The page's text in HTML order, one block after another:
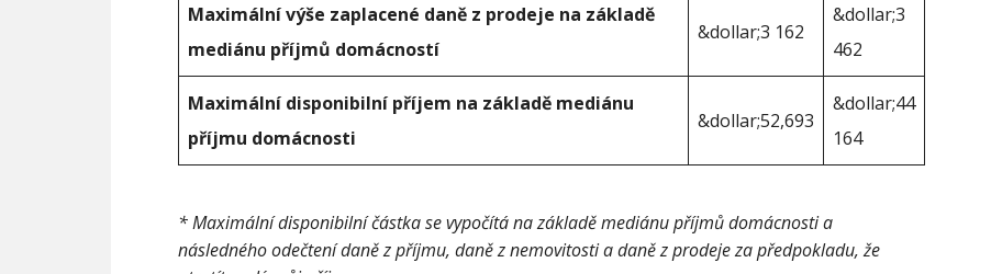
Maximální výše zaplacené daně z prodeje na základě
mediánu příjmů domácností
&dollar;3 162
&dollar;3
462
Maximální disponibilní příjem na základě mediánu
příjmu domácnosti
&dollar;52,693
&dollar;44
164
* Maximální disponibilní částka se vypočítá na základě mediánu příjmů domácnosti a
následného odečtení daně z příjmu, daně z nemovitosti a daně z prodeje za předpokladu, že